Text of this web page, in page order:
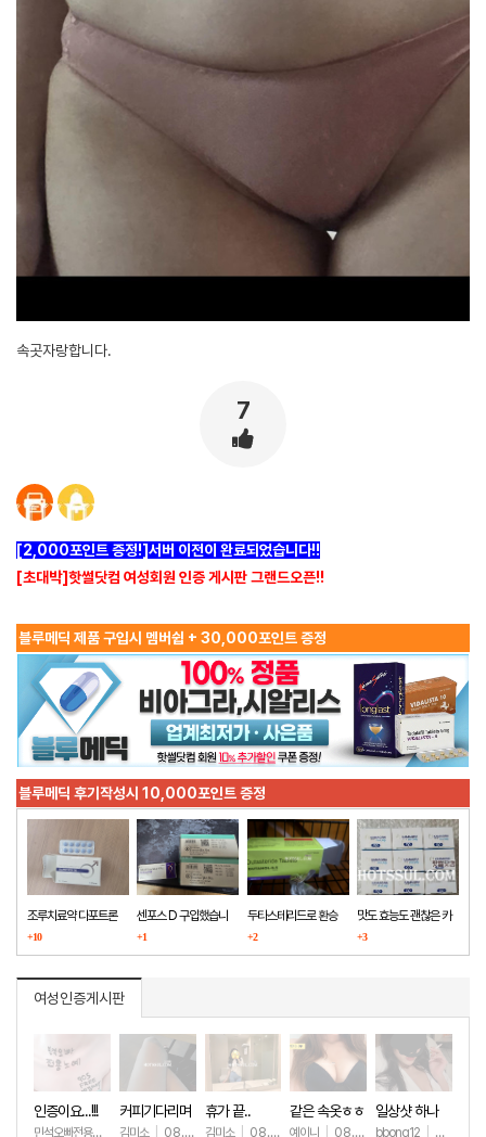
속곳자랑합니다.
7
[2,000포인트 증정!]서버 이전이 완료되었습니다!!
[초대박]핫썰닷컴 여성회원 인증 게시판 그랜드오픈!!
블루메딕 제품 구입시 멤버쉽 + 30,000포인트 증정
블루메딕 후기작성시 10,000포인트 증정
조루치료약 다포트론
구매했습니다
+10
센포스 D 구입했습니
다
+1
두타스테리드로 환승
+2
맛도 효능도 괜찮은 카
마그라
+3
여성인증게시판
인증이요...!!!
민석오빠전용노예 08.08
커피기다리며
(안야함)
김미소 08.08 +42
휴가 끝..
김미소 08.07 +194
같은 속옷ㅎㅎ
예이니 08.04 +72
일상샷 하나
bbong12 07.31